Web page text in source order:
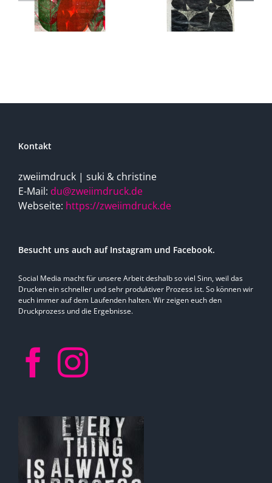
Kontakt
zweiimdruck | suki & christine
E-Mail: du@zweiimdruck.de
Webseite: https://zweiimdruck.de
Besucht uns auch auf Instagram und Facebook.
Social Media macht für unsere Arbeit deshalb so viel Sinn, weil das
Drucken ein schneller und sehr produktiver Prozess ist. So können wir
euch immer auf dem Laufenden halten. Wir zeigen euch den
Druckprozess und die Ergebnisse.